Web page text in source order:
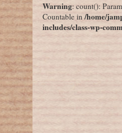
Warning: count():
Countable in/home/
includes/class-wp-